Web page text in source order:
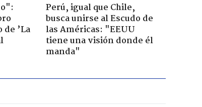
de ’La
Perú, igual que Chile,
busca unirse al Escudo de
las Américas: "EEUU
tiene una visión donde él
manda"